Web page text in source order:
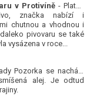
v Protivíně - Platan
značka nabízí i
chutnou a vhodnou i
pivovaru se také
vysázena v roce...
Pozorka se nachází
alej. Je odtud